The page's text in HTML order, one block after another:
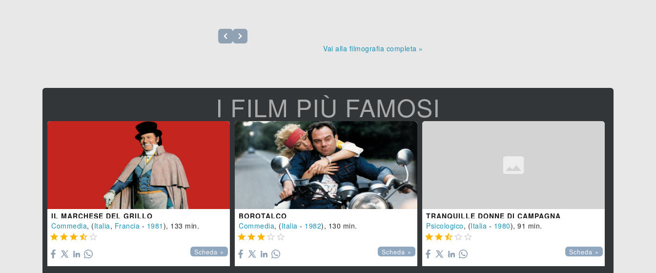
Vai alla filmografia completa »
I FILM PIÙ FAMOSI
IL MARCHESE DEL GRILLO
Commedia, (Italia, Francia - 1981 ), 133 min.
    
Scheda »
BOROTALCO
Commedia, (Italia - 1982), 130 min.
    
Scheda »
TRANQUILLE DONNE DI CAMPAGNA
Psicologico, (Italia - 1980), 91 min.
    
Scheda »